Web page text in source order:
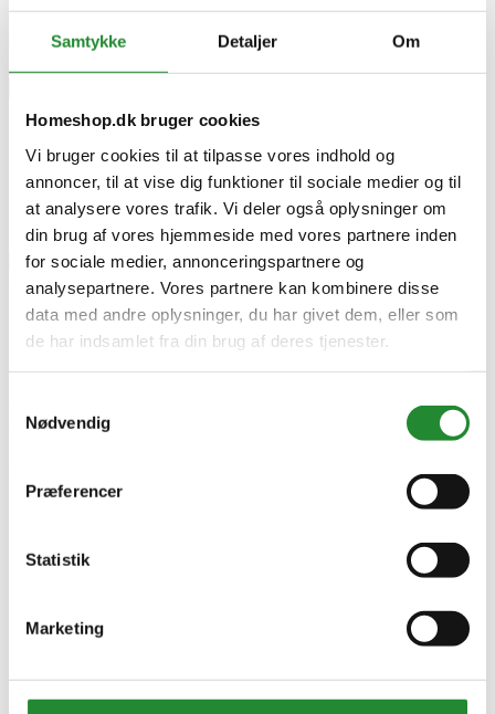
Samtykke Detaljer Om
Homeshop.dk bruger cookies
Vi bruger cookies til at tilpasse vores indhold og
annoncer, til at vise dig funktioner til sociale medier og til
at analysere vores trafik. Vi deler også oplysninger om
din brug af vores hjemmeside med vores partnere inden
for sociale medier, annonceringspartnere og
analysepartnere. Vores partnere kan kombinere disse
data med andre oplysninger, du har givet dem, eller som
de har indsamlet fra din brug af deres tjenester.
Nødvendig
Præferencer
Statistik
Marketing
Skriv produktanmeldelse
Ingen kundeanmeldelser for øjeblikket
Jasa Cover til nøglefinder/Airtag - 95 mm - Hvid
Jasa Cover til
nøglefinder/Airtag - 95 mm -
Hvid